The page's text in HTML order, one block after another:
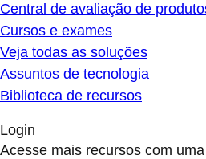
Central de avaliação de
Cursos e exames
Veja todas as soluções
Assuntos de tecnologia
Biblioteca de recursos
Login
Acesse mais recursos com